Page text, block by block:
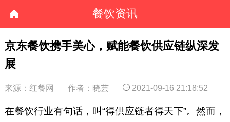
餐饮资讯
京东餐饮携手美心，赋能餐饮供应链纵深发
展
来源：红餐网 作者：晓芸 2021-09-16 21:18:52
在餐饮行业有句话，叫“得供应链者得天下”。然而，